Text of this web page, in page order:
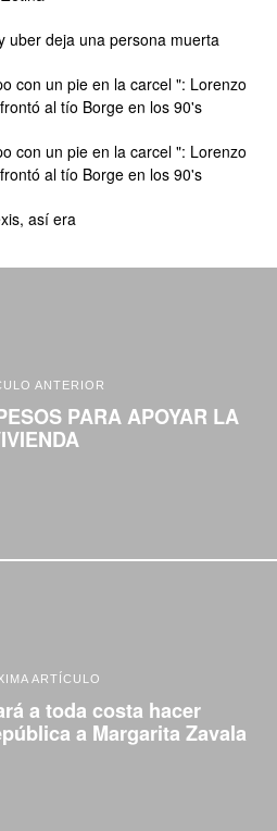
uber deja una persona muerta
con un pie en la carcel ": Lorenzo
al tío Borge en los 90's
con un pie en la carcel ": Lorenzo
al tío Borge en los 90's
así era
ANTERIOR
PARA APOYAR LA
ARTÍCULO
a toda costa hacer
a Margarita Zavala